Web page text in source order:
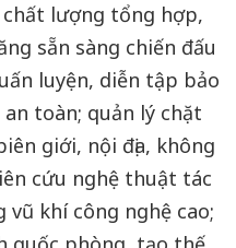
lượng tổng hợp,
sẵn sàng chiến đấu
luyện, diễn tập bảo
toàn; quản lý chặt
giới, nội địa, không
cứu nghệ thuật tác
khí công nghệ cao;